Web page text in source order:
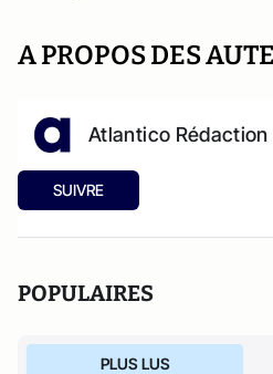
A PROPOS DES
Atlantico Rédaction
SUIVRE
POPULAIRES
PLUS LUS